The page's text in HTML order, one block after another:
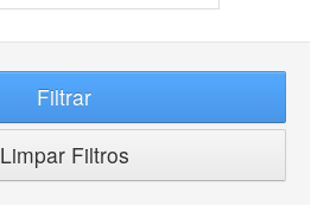
Filtrar
Limpar Filtros